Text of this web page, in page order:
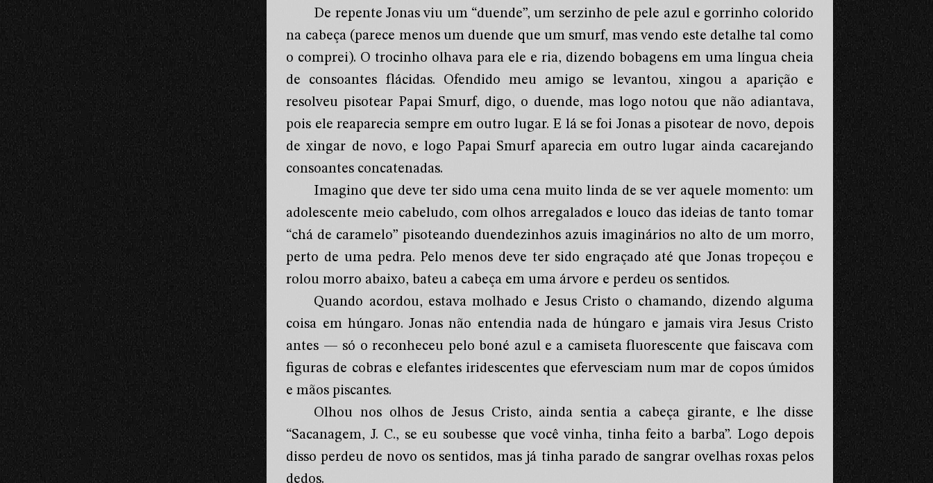
De repente Jonas viu um “duende”, um serzinho de pele azul e gorrinho colorido
na cabeça (parece menos um duende que um smurf, mas vendo este detalhe tal como
o comprei). O trocinho olhava para ele e ria, dizendo bobagens em uma língua cheia
de consoantes flácidas. Ofendido meu amigo se levantou, xingou a aparição e
resolveu pisotear Papai Smurf, digo, o duende, mas logo notou que não adiantava,
pois ele reaparecia sempre em outro lugar. E lá se foi Jonas a pisotear de novo, depois
de xingar de novo, e logo Papai Smurf aparecia em outro lugar ainda cacarejando
consoantes concatenadas.
Imagino que deve ter sido uma cena muito linda de se ver aquele momento: um
adolescente meio cabeludo, com olhos arregalados e louco das ideias de tanto tomar
“chá de caramelo” pisoteando duendezinhos azuis imaginários no alto de um morro,
perto de uma pedra. Pelo menos deve ter sido engraçado até que Jonas tropeçou e
rolou morro abaixo, bateu a cabeça em uma árvore e perdeu os sentidos.
Quando acordou, estava molhado e Jesus Cristo o chamando, dizendo alguma
coisa em húngaro. Jonas não entendia nada de húngaro e jamais vira Jesus Cristo
antes — só o reconheceu pelo boné azul e a camiseta fluorescente que faiscava com
figuras de cobras e elefantes iridescentes que efervesciam num mar de copos úmidos
e mãos piscantes.
Olhou nos olhos de Jesus Cristo, ainda sentia a cabeça girante, e lhe disse
“Sacanagem, J. C., se eu soubesse que você vinha, tinha feito a barba”. Logo depois
disso perdeu de novo os sentidos, mas já tinha parado de sangrar ovelhas roxas pelos
dedos.